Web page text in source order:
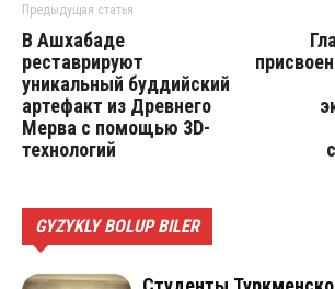
Предыдущая статья
В Ашхабаде
реставрируют
уникальный буддийский
артефакт из Древнего
Мерва с помощью 3D-
технологий
GYZYKLY BOLUP BILER